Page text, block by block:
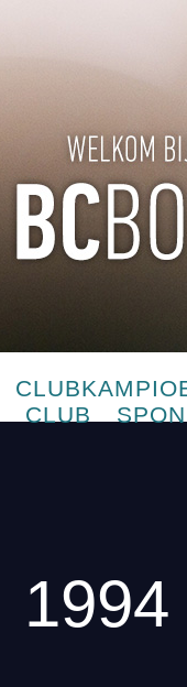
CLUB
1994